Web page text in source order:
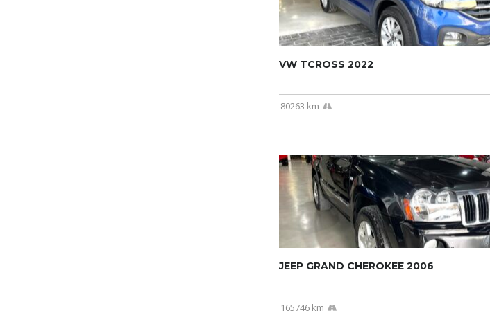
VW TCROSS 2022
80263 km
JEEP GRAND CHEROKEE 2006
165746 km